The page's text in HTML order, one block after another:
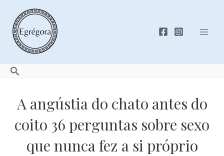
content
Search
A angústia do chato antes do
coito 36 perguntas sobre sexo
que nunca fez a si próprio